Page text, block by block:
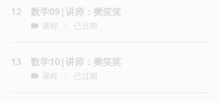
12 数学09|讲师：樊笑笑
课程 已过期
13 数学10|讲师：樊笑笑
课程 已过期